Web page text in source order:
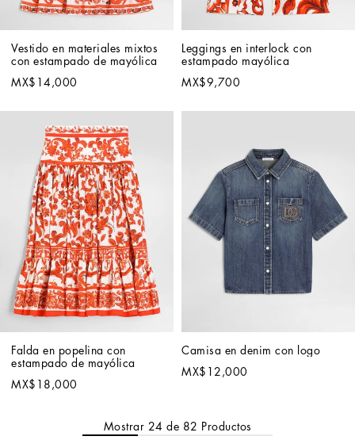
Vestido en materiales mixtos
con estampado de mayólica
MX$14,000
Leggings en interlock con
estampado mayólica
MX$9,700
Falda en popelina con
estampado de mayólica
MX$18,000
Camisa en denim con logo
MX$12,000
Mostrar 24 de 82 Productos